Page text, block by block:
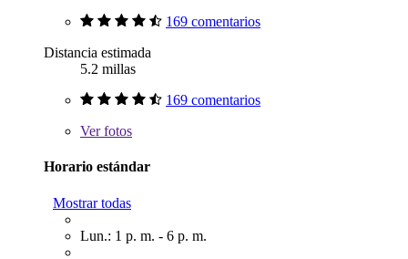
169 comentarios
Distancia estimada
5.2 millas
169 comentarios
Verfotos
Horario estándar
Mostrar todas
Lun.: 1 p. m. - 6 p. m.